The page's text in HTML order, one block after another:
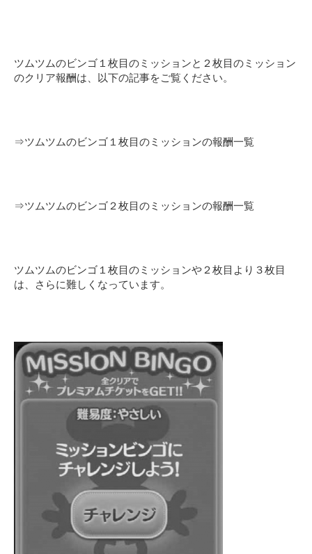
ツムツムのビンゴ１枚目のミッションと２枚目のミッション
のクリア報酬は、以下の記事をご覧ください。
⇒ツムツムのビンゴ１枚目のミッションの報酬一覧
⇒ツムツムのビンゴ２枚目のミッションの報酬一覧
ツムツムのビンゴ１枚目のミッションや２枚目より３枚目
は、さらに難しくなっています。